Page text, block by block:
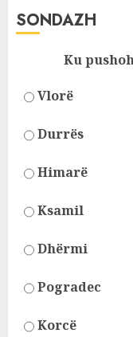
SONDAZH
Ku
Vlorë
Durrës
Himarë
Ksamil
Dhërmi
Pogradec
Korcë